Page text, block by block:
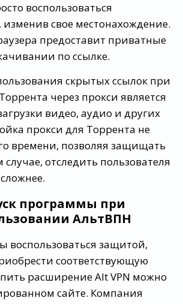
воспользоваться
свое местонахождение.
предоставит приватные
по ссылке.
скрытых ссылок при
через прокси является
видео, аудио и других
прокси для Торрента не
времени, позволяя защищать
отследить пользователя
программы при
АльтВПН
воспользоваться защитой,
соответствующую
расширение Alt VPN можно
сайте. Компания